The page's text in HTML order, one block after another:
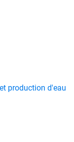
production d'eau